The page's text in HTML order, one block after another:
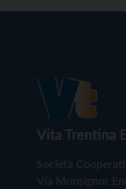
Vita Trentina
Società
Via Monsignor